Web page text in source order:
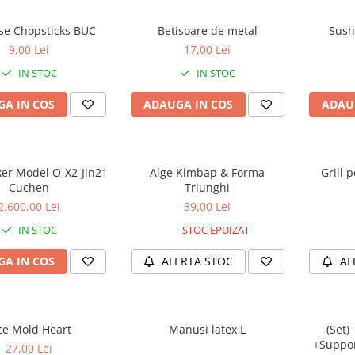
Chopsticks BUC
9,00 Lei
IN STOC
IN COS
Betisoare de metal
17,00 Lei
IN STOC
ADAUGA IN COS
Model O-X2-Jin21
Cuchen
Lei
IN STOC
IN COS
Alge Kimbap & Forma
Triunghi
39,00 Lei
STOC EPUIZAT
ALERTA STOC
Grill
Mold Heart
27,00 Lei
Manusi latex L
(Set)